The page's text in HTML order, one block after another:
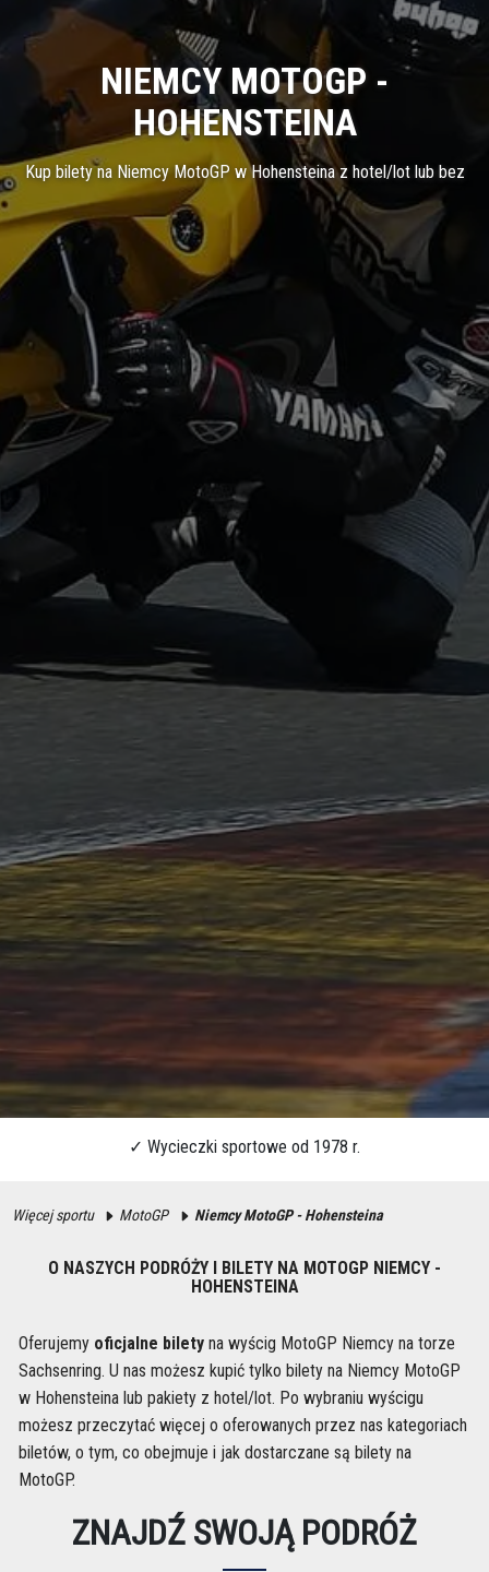
NIEMCY MOTOGP -
HOHENSTEINA
Kup bilety na Niemcy MotoGP w Hohensteina z hotel/lot lub bez
Więcej sportu MotoGP Niemcy MotoGP - Hohensteina
O NASZYCH PODRÓŻY I BILETY NA MOTOGP NIEMCY -
HOHENSTEINA
Oferujemy oficjalne biletyna wyścig MotoGP Niemcy na torze
Sachsenring. U nas możesz kupić tylko bilety na Niemcy MotoGP
w Hohensteina lub pakiety z hotel/lot. Po wybraniu wyścigu
możesz przeczytać więcej o oferowanych przez nas kategoriach
biletów, o tym, co obejmuje i jak dostarczane są bilety na
MotoGP.